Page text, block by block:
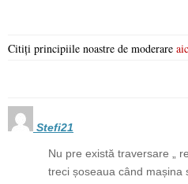
Citiți principiile noastre de moderare
Stefi21
Nu pre există traversare „
treci șoseaua când mașina